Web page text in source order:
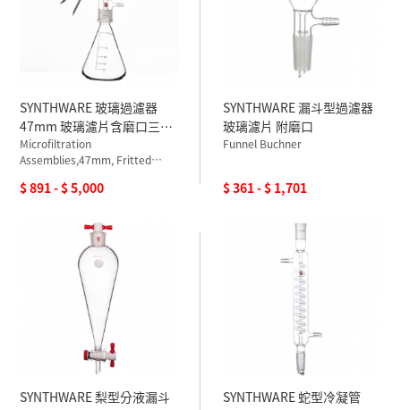
SYNTHWARE 玻璃過濾器
47mm 玻璃濾片含磨口三角
瓶
Microfiltration
Assemblies,47mm, Fritted
$ 891 - $ 5,000
SYNTHWARE 漏斗型過濾器
玻璃濾片 附磨口
Funnel Buchner
$ 361 - $ 1,701
SYNTHWARE 梨型分液漏斗
SYNTHWARE 蛇型冷凝管